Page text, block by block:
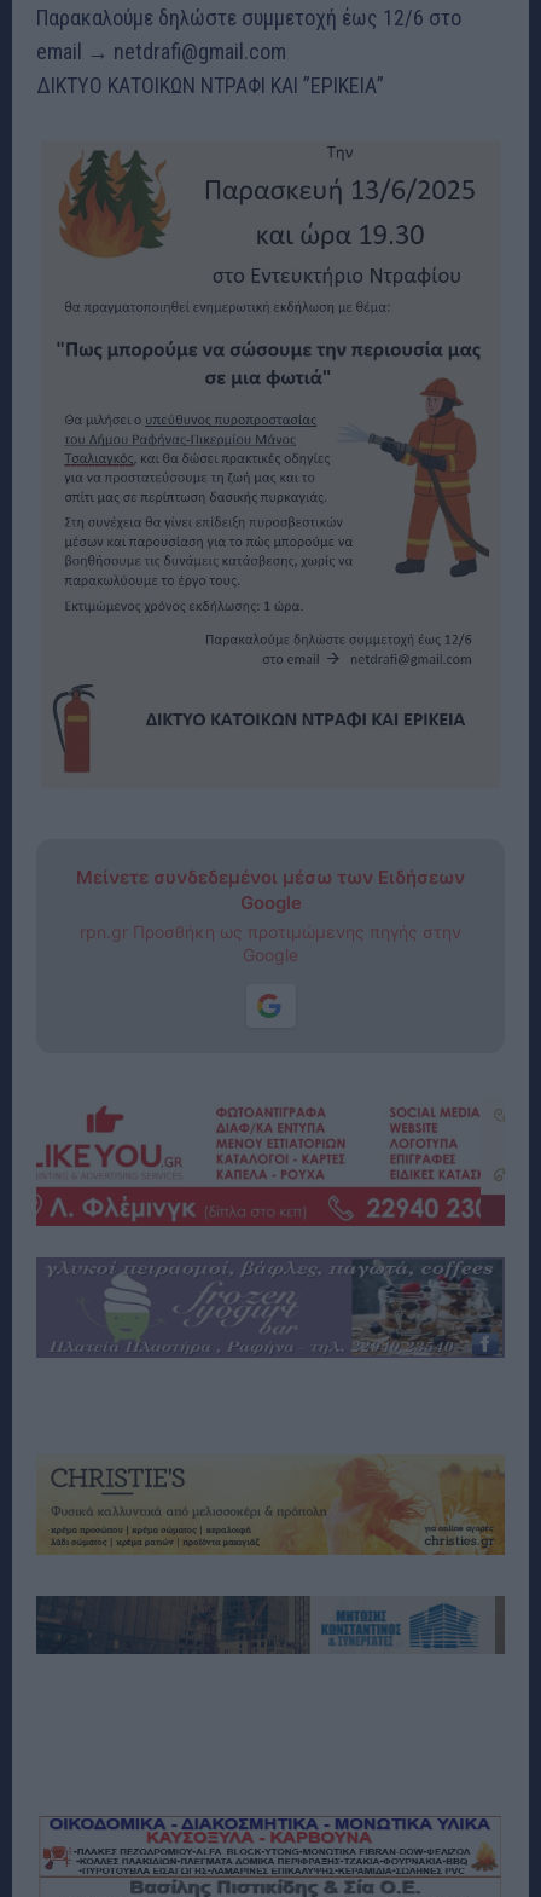
Παρακαλούμε δηλώστε συμμετοχή έως 12/6 στο
email → netdrafi@gmail.com
ΔΙΚΤΥΟ ΚΑΤΟΙΚΩΝ ΝΤΡΑΦΙ ΚΑΙ ”ΕΡΙΚΕΙΑ”
Μείνετε συνδεδεμένοι μέσω των Ειδήσεων
Google
rpn.gr Προσθήκη ως προτιμώμενης πηγής στην
Google